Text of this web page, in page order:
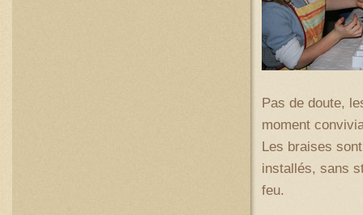
Pas de doute,
moment
Les braises
installés, sans
feu.